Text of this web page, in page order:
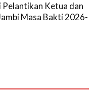
Ketua dan
Masa Bakti 2026-